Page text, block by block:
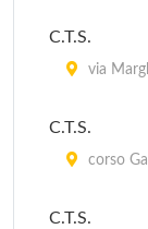
piazza
C.T.S.
via
C.T.S.
corso
C.T.S.